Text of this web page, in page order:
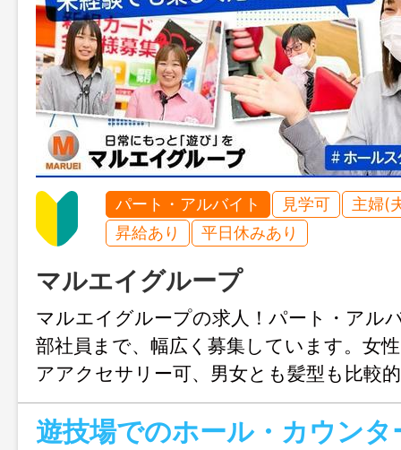
パート・アルバイト 見学可
主婦(
昇給あり
平日休みあり
マルエイグループ
マルエイグループの求人！パート・アル
部社員まで、幅広く募集しています。女
アアクセサリー可、男女とも髪型も比較
も楽しめます！まずは、ご希望の働き方
さい♪
遊技場でのホール・カウン